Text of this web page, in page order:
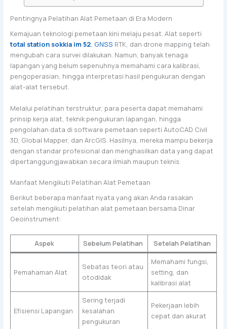
Pentingnya Pelatihan Alat Pemetaan di Era Modern
Kemajuan teknologi pemetaan kini melaju pesat. Alat seperti
total station sokkia im 52, GNSS RTK, dan drone mapping telah
mengubah cara survei dilakukan. Namun, banyak tenaga
lapangan yang belum sepenuhnya memahami cara kalibrasi,
pengoperasian, hingga interpretasi hasil pengukuran dengan
alat-alat tersebut.
Melalui pelatihan terstruktur, para peserta dapat memahami
prinsip kerja alat, teknik pengukuran lapangan, hingga
pengolahan data di software pemetaan seperti AutoCAD Civil
3D, Global Mapper, dan ArcGIS. Hasilnya, mereka mampu bekerja
dengan standar profesional dan menghasilkan data yang dapat
dipertanggungjawabkan secara ilmiah maupun teknis.
Manfaat Mengikuti Pelatihan Alat Pemetaan
Berikut beberapa manfaat nyata yang akan Anda rasakan
setelah mengikuti pelatihan alat pemetaan bersama Dinar
Geoinstrument:
Aspek Sebelum Pelatihan Setelah Pelatihan
Pemahaman Alat
Sebatas teori atau
otodidak
Memahami fungsi,
setting, dan
kalibrasi alat
Efisiensi Lapangan
Sering terjadi
kesalahan
pengukuran
Pekerjaan lebih
cepat dan akurat